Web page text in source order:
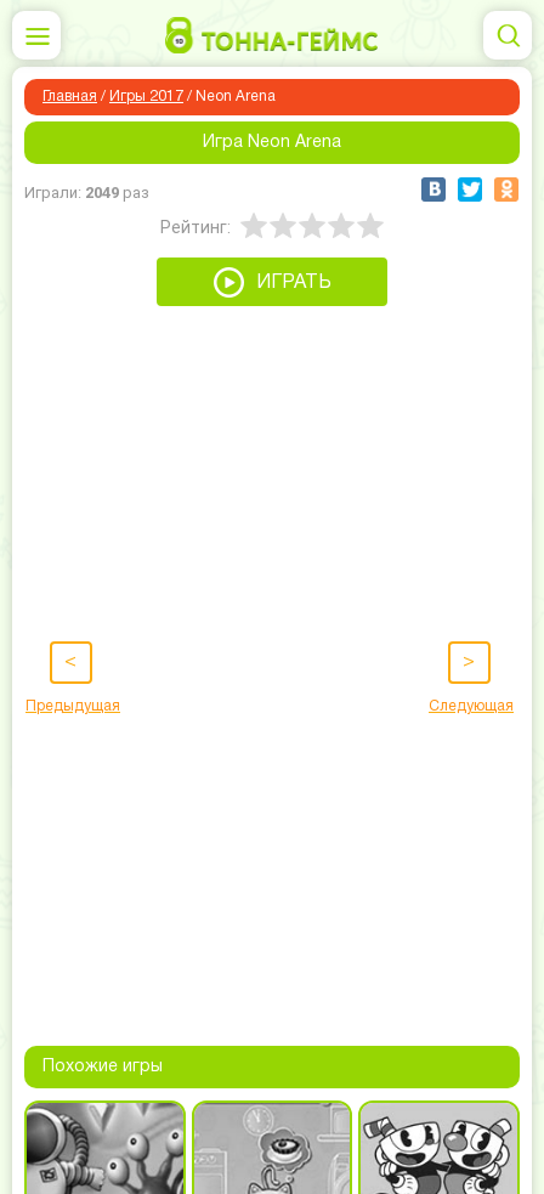
Главная / Игры 2017 / Neon Arena
Игра Neon Arena
Играли: 2049 раз
Рейтинг:
ИГРАТЬ
<
Предыдущая
>
Следующая
Похожие игры